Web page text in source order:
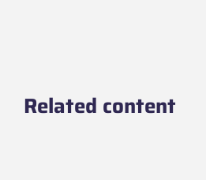
Related content